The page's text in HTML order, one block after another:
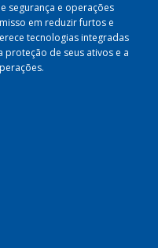
segurança e operações
em reduzir furtos e
tecnologias integradas
de seus ativos e a